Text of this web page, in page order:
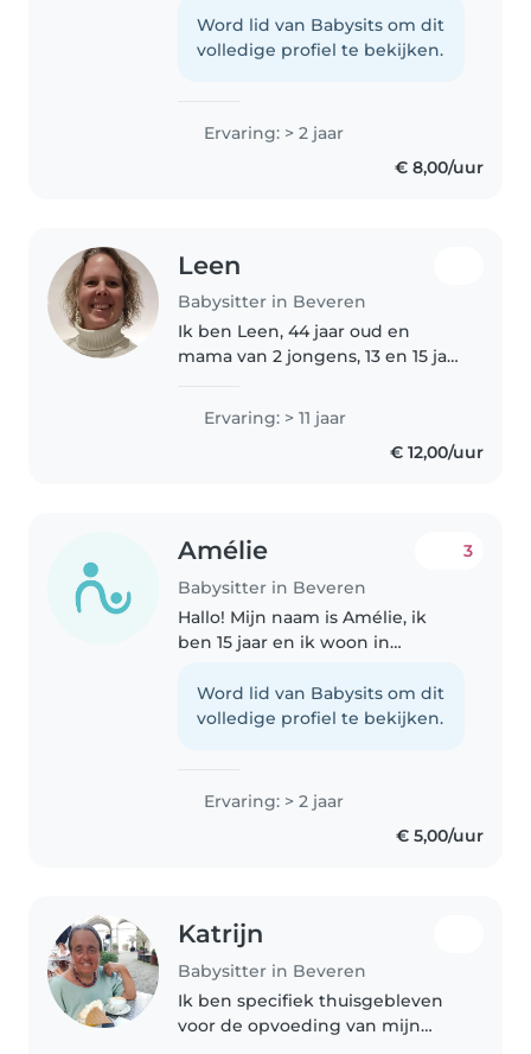
peuters, kleuters en
lagereschoolkinderen. Ik spreek
Word lid van Babysits om dit
volledige profiel te bekijken.
Ervaring: > 2 jaar
€ 8,00/uur
Leen
Babysitter in Beveren
Ik ben Leen, 44 jaar oud en
mama van 2 jongens, 13 en 15 jaar
zorgleerkracht in het lager
onderwijs. Ik heb dus heel wat
ervaring met kinderen. Heel
Ervaring: > 11 jaar
€ 12,00/uur
Amélie
Babysitter in Beveren
3
Hallo! Mijn naam is Amélie, ik
ben 15 jaar en ik woon in
jongere broers van 12 en 6 jaar
en ook veel jongere nichtjes,
Word lid van Babysits om dit
volledige profiel te bekijken.
Ervaring: > 2 jaar
€ 5,00/uur
Katrijn
Babysitter in Beveren
Ik ben specifiek thuisgebleven
voor de opvoeding van mijn